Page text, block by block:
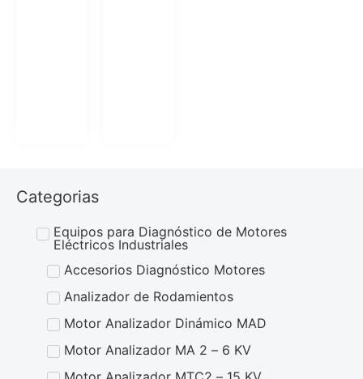
Categorias
Equipos para Diagnóstico de Motores
Eléctricos Industriales
Accesorios Diagnóstico Motores
Analizador de Rodamientos
Motor Analizador Dinámico MAD
Motor Analizador MA 2 – 6 KV